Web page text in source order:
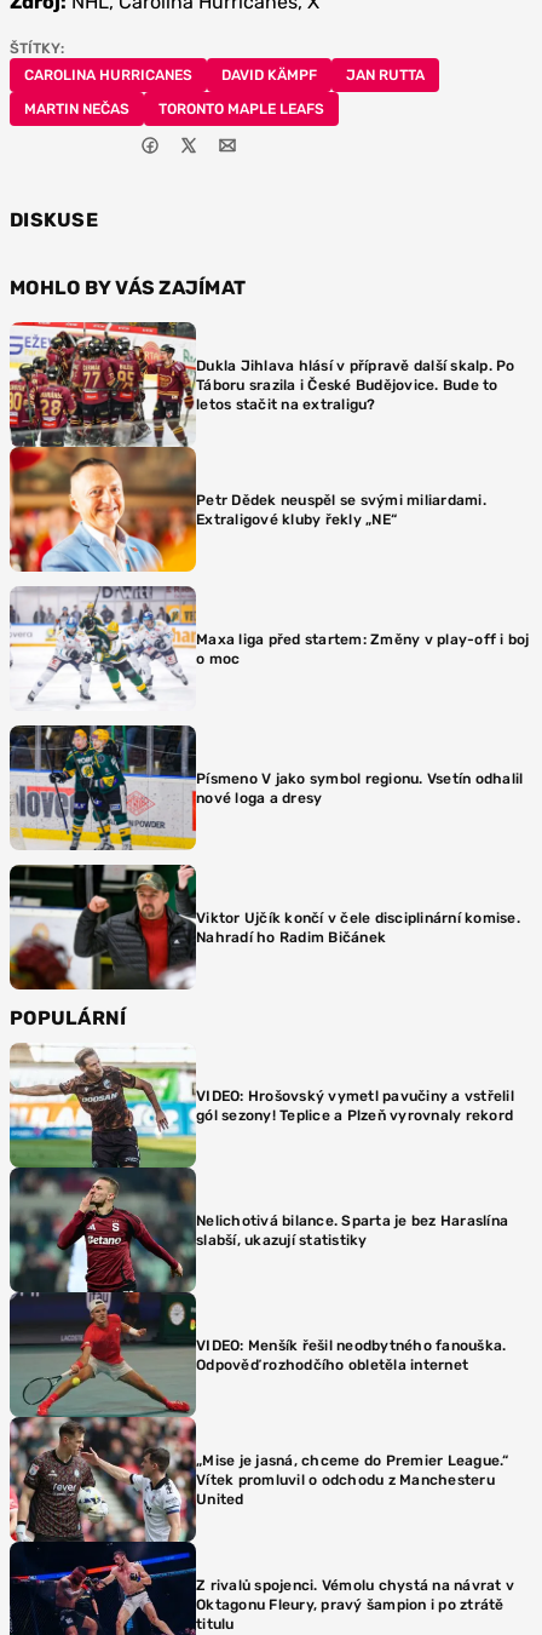
ŠTÍTKY:
CAROLINA HURRICANES
DAVID KÄMPF
JAN RUTTA
MARTIN NEČAS
TORONTO MAPLE LEAFS
DISKUSE
MOHLO BY VÁS ZAJÍMAT
Dukla Jihlava hlásí v přípravě další skalp. Po
Táboru srazila i České Budějovice. Bude to
letos stačit na extraligu?
Petr Dědek neuspěl se svými miliardami.
Extraligové kluby řekly „NE“
Maxa liga před startem: Změny v play-off i boj
o moc
Písmeno V jako symbol regionu. Vsetín odhalil
nové loga a dresy
Viktor Ujčík končí v čele disciplinární komise.
Nahradí ho Radim Bičánek
POPULÁRNÍ
VIDEO: Hrošovský vymetl pavučiny a vstřelil
gól sezony! Teplice a Plzeň vyrovnaly rekord
Nelichotivá bilance. Sparta je bez Haraslína
slabší, ukazují statistiky
VIDEO: Menšík řešil neodbytného fanouška.
Odpověď rozhodčího obletěla internet
„Mise je jasná, chceme do Premier League.“
Vítek promluvil o odchodu z Manchesteru
United
Z rivalů spojenci. Vémolu chystá na návrat v
Oktagonu Fleury, pravý šampion i po ztrátě
titulu